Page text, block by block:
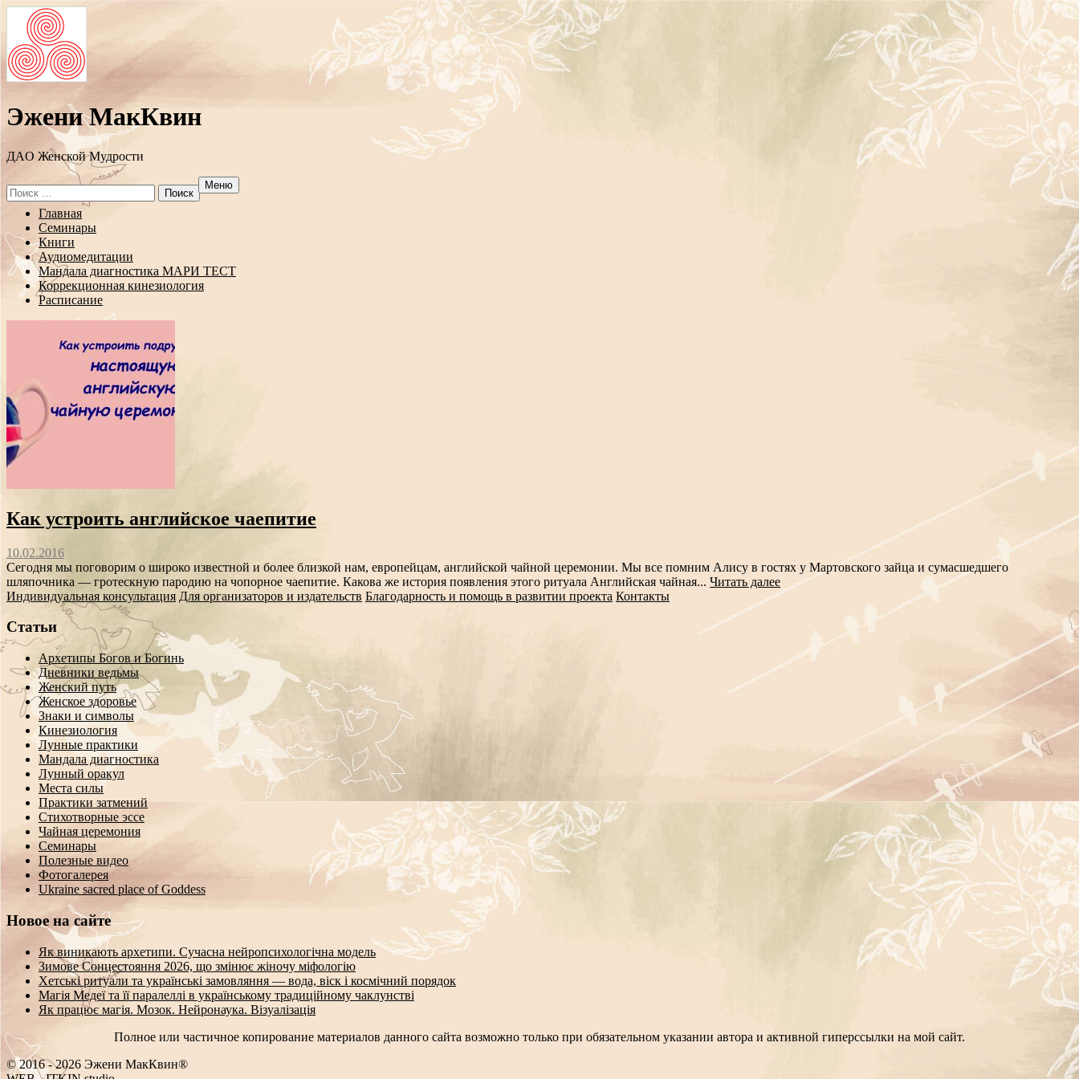
Эжени МакКвин
ДAO Женской Мудрости
Search
for:
Меню
Перейти
содержанию
Главная
Семинары
Книги
Аудиомедитации
Мандала диагностика МАРИ ТЕСТ
Коррекционная кинезиология
Расписание
Как устроить английское чаепитие
10.02.2016
Сегодня мы поговорим о широко известной и более близкой нам, европейцам, английской чайной церемонии. Мы все помним Алису в гостях у Мартовского зайца и сумасшедшего
шляпочника — гротескную пародию на чопорное чаепитие. Какова же история появления этого ритуала Английская чайная... Читать далее
Индивидуальная консультация Для организаторов и издательств Благодарность и помощь в развитии проекта Контакты
Статьи
Архетипы Богов и Богинь
Дневники ведьмы
Женский путь
Женское здоровье
Знаки и символы
Кинезиология
Лунные практики
Мандала диагностика
Лунный оракул
Места силы
Практики затмений
Стихотворные эссе
Чайная церемония
Семинары
Полезные видео
Фотогалерея
Ukraine sacred place of Goddess
Новое на сайте
Як виникають архетипи. Сучасна нейропсихологічна модель
Зимове Сонцестояння 2026, що змінює жіночу міфологію
Хетські ритуали та українські замовляння — вода, віск і космічний порядок
Магія Медеї та її паралеллі в українському традиційному чаклунстві
Як працює магія. Мозок. Нейронаука. Візуалізація
Полное или частичное копирование материалов данного сайта возможно только при обязательном указании автора и активной гиперссылки на мой сайт.
© 2016 - 2026 Эжени МакКвин®